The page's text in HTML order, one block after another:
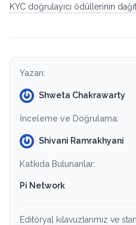
KYC doğrulayıcı ödüllerinin
Yazan:
Shweta Chakrawarty
İnceleme ve Doğrulama:
Shivani Ramrakhyani
Katkıda Bulunanlar:
Pi Network
Editöryal kılavuzlarımız ve